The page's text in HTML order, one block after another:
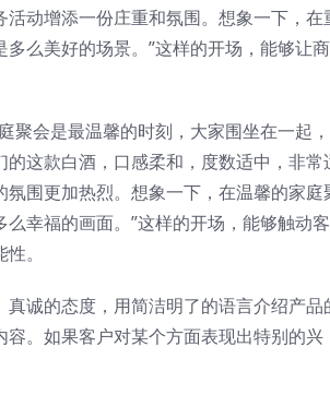
动增添一份庄重和氛围。想象一下，在
么美好的场景。”这样的开场，能够让
聚会是最温馨的时刻，大家围坐在一起
这款白酒，口感柔和，度数适中，非常
围更加热烈。想象一下，在温馨的家庭
幸福的画面。”这样的开场，能够触动
。
诚的态度，用简洁明了的语言介绍产品
。如果客户对某个方面表现出特别的兴